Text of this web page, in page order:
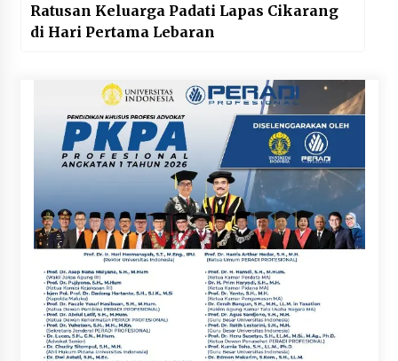
Ratusan Keluarga Padati Lapas Cikarang
di Hari Pertama Lebaran